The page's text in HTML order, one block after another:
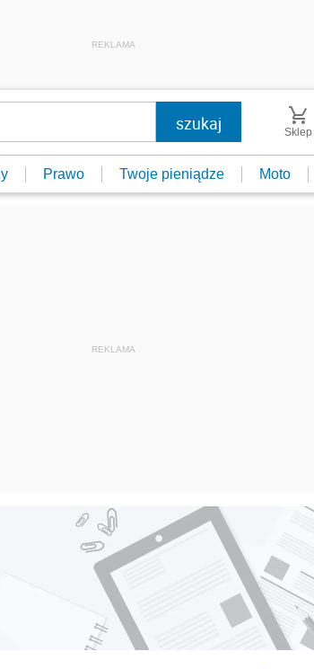
REKLAMA
Sklep
Prawo Twoje pieniądze Moto